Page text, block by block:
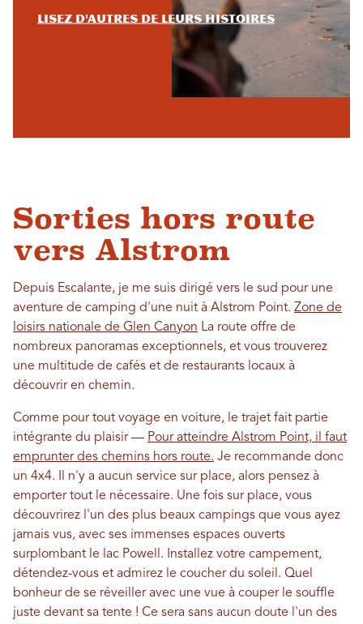
Lisez d'autres de leurs histoires
Sorties hors route
vers Alstrom
Depuis Escalante, je me suis dirigé vers le sud pour une
aventure de camping d'une nuit à Alstrom Point. Zone de
loisirs nationale de Glen Canyon La route offre de
nombreux panoramas exceptionnels, et vous trouverez
une multitude de cafés et de restaurants locaux à
découvrir en chemin.
Comme pour tout voyage en voiture, le trajet fait partie
intégrante du plaisir — Pour atteindre Alstrom Point, il faut
emprunter des chemins hors route. Je recommande donc
un 4x4. Il n'y a aucun service sur place, alors pensez à
emporter tout le nécessaire. Une fois sur place, vous
découvrirez l'un des plus beaux campings que vous ayez
jamais vus, avec ses immenses espaces ouverts
surplombant le lac Powell. Installez votre campement,
détendez-vous et admirez le coucher du soleil. Quel
bonheur de se réveiller avec une vue à couper le souffle
juste devant sa tente ! Ce sera sans aucun doute l'un des